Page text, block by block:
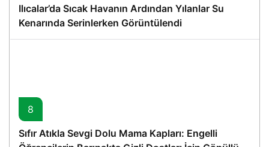
Ilıcalar’da Sıcak Havanın Ardından Yılanlar Su
Kenarında Serinlerken Görüntülendi
8
Sıfır Atıkla Sevgi Dolu Mama Kapları: Engelli